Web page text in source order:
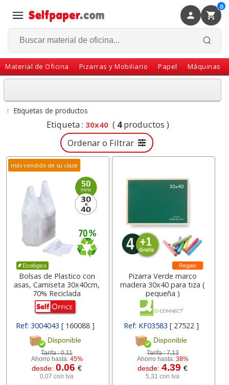
0
Material de Oficina Pizarras y Mobiliario Papel Máquinas
Volver
↑Etiquetas de productos
Etiqueta : 30x40 ( 4productos )
Ordenar o Filtrar
más vendido de su clase
Ecológico
Bolsas de Plastico con
asas, Camiseta 30x40cm,
70% Reciclada
Ref: 3004043[ 160088 ]
Disponible
Tarifa :0,11
Ahorro hasta: 45%
desde:0.06€
0,07 con Iva
Regalo
Pizarra Verde marco
madera 30x40 para tiza (
pequeña )
Ref: KF03583 [ 27522 ]
Disponible
Tarifa :7,13
Ahorro hasta: 38%
desde:4.39€
5,31 con Iva